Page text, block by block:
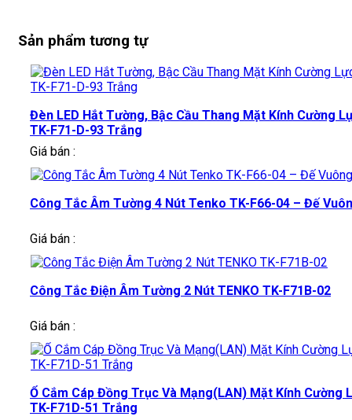
Sản phẩm tương tự
Đèn LED Hắt Tường, Bậc Cầu Thang Mặt Kính Cường
TK-F71-D-93 Trắng
Giá bán :
Công Tắc Âm Tường 4 Nút Tenko TK-F66-04 – Đế
Giá bán :
Công Tắc Điện Âm Tường 2 Nút TENKO TK-F71B-02
Giá bán :
Ổ Cắm Cáp Đồng Trục Và Mạng(LAN) Mặt Kính Cường
TK-F71D-51 Trắng